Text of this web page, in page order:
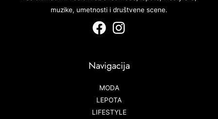
muzike, umetnosti i društvene scene.
Navigacija
MODA
LEPOTA
LIFESTYLE